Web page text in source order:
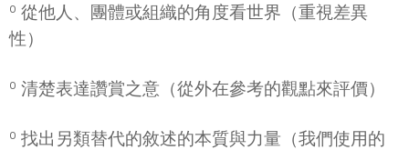
º 從他人、團體或組織的角度看世界（重視差異
性）
º 清楚表達讚賞之意（從外在參考的觀點來評價）
º 找出另類替代的敘述的本質與力量（我們使用的